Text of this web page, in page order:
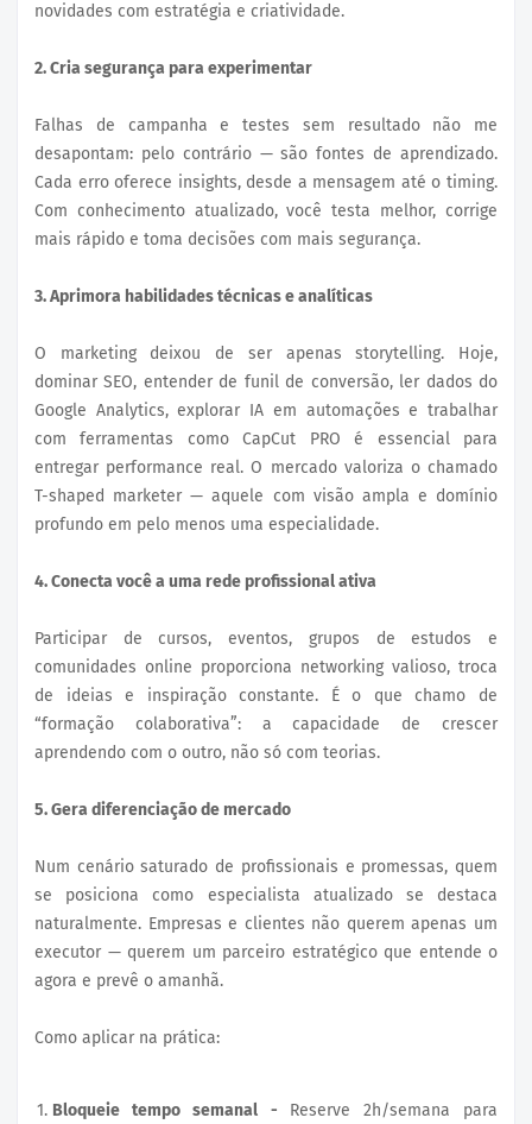
novidades com estratégia e criatividade.
2. Cria segurança para experimentar
Falhas de campanha e testes sem resultado não me
desapontam: pelo contrário — são fontes de aprendizado.
Cada erro oferece insights, desde a mensagem até o timing.
Com conhecimento atualizado, você testa melhor, corrige
mais rápido e toma decisões com mais segurança.
3. Aprimora habilidades técnicas e analíticas
O marketing deixou de ser apenas storytelling. Hoje,
dominar SEO, entender de funil de conversão, ler dados do
Google Analytics, explorar IA em automações e trabalhar
com ferramentas como CapCut PRO é essencial para
entregar performance real. O mercado valoriza o chamado
T-shaped marketer — aquele com visão ampla e domínio
profundo em pelo menos uma especialidade.
4. Conecta você a uma rede profissional ativa
Participar de cursos, eventos, grupos de estudos e
comunidades online proporciona networking valioso, troca
de ideias e inspiração constante. É o que chamo de
“formação colaborativa”: a capacidade de crescer
aprendendo com o outro, não só com teorias.
5. Gera diferenciação de mercado
Num cenário saturado de profissionais e promessas, quem
se posiciona como especialista atualizado se destaca
naturalmente. Empresas e clientes não querem apenas um
executor — querem um parceiro estratégico que entende o
agora e prevê o amanhã.
Como aplicar na prática:
Bloqueie tempo semanal - Reserve 2h/semana para